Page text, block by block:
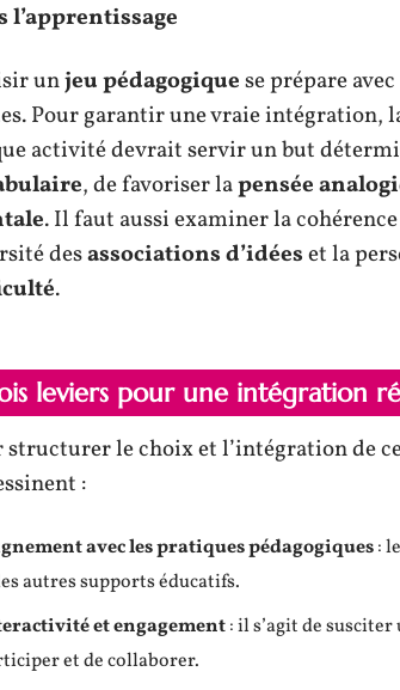
l’apprentissage
unjeu pédagogiquese prépare
Pour garantir une vraie intégration,
activité devrait servir un but
, de favoriser lapensée
. Il faut aussi examiner la
desassociations d’idéeset la
.
leviers pour une intégration
structurer le choix et l’intégration de
:
avec les pratiques pédagogiques:
autres supports éducatifs.
et engagement: il s’agit de
et de collaborer.